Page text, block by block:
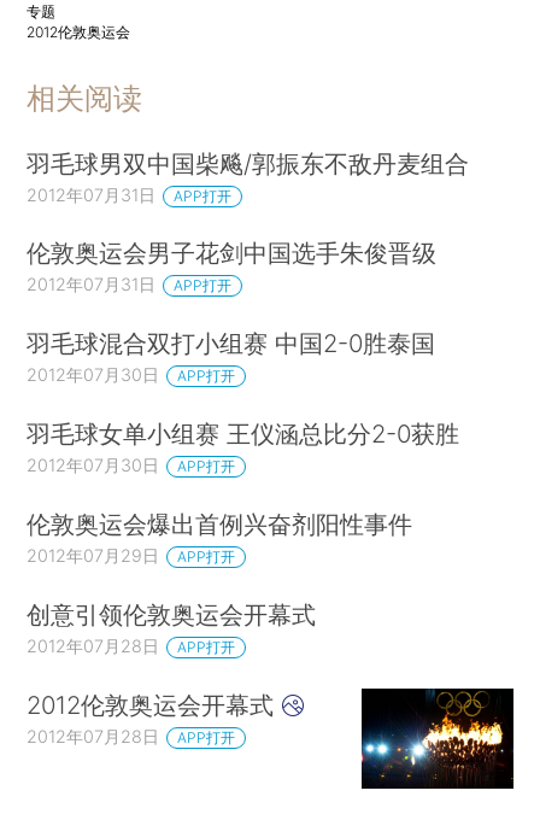
专题
2012伦敦奥运会
相关阅读
羽毛球男双中国柴飚/郭振东不敌丹麦组合
2012年07月31日 APP打开
伦敦奥运会男子花剑中国选手朱俊晋级
2012年07月31日 APP打开
羽毛球混合双打小组赛 中国2-0胜泰国
2012年07月30日 APP打开
羽毛球女单小组赛 王仪涵总比分2-0获胜
2012年07月30日 APP打开
伦敦奥运会爆出首例兴奋剂阳性事件
2012年07月29日 APP打开
创意引领伦敦奥运会开幕式
2012年07月28日 APP打开
2012伦敦奥运会开幕式
2012年07月28日 APP打开